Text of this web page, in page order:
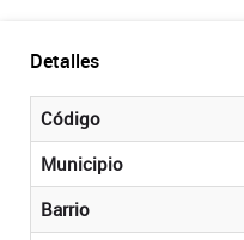
Detalles
Código
Municipio
Barrio